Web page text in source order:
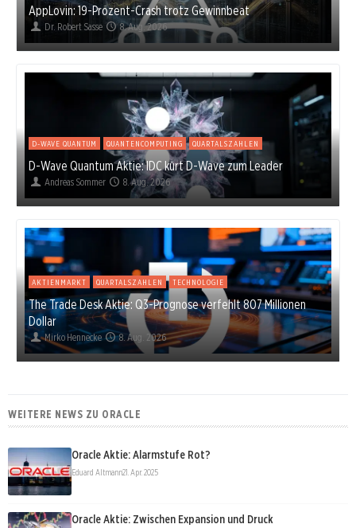
AppLovin: 19-Prozent-Crash trotz Gewinnbeat
Dr. Robert Sasse 8. Aug. 2026
D-WAVE QUANTUM QUANTENCOMPUTING QUARTALSZAHLEN
D-Wave Quantum Aktie: IDC kürt D-Wave zum Leader
Andreas Sommer 8. Aug. 2026
AKTIENMARKT QUARTALSZAHLEN TECHNOLOGIE
The Trade Desk Aktie: Q3-Prognose verfehlt 807 Millionen
Dollar
Mirko Hennecke 8. Aug. 2026
WEITERE NEWS ZU ORACLE
Oracle Aktie: Alarmstufe Rot?
Eduard Altmann21. Apr. 2025
Oracle Aktie: Zwischen Expansion und Druck